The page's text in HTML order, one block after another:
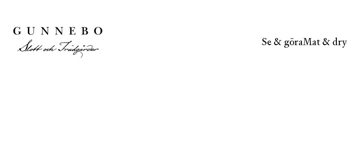
Se & göraMat &